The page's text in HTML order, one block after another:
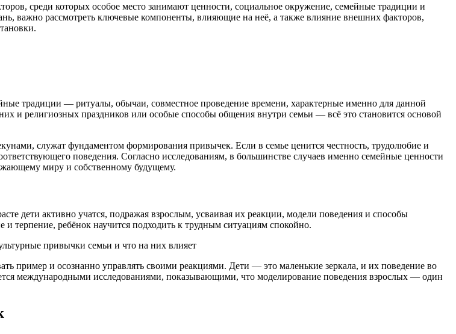
среди которых особое место занимают ценности, социальное окружение, семейные традиции и
важно рассмотреть ключевые компоненты, влияющие на неё, а также влияние внешних факторов,
традиции — ритуалы, обычаи, совместное проведение времени, характерные именно для данной
и религиозных праздников или особые способы общения внутри семьи — всё это становится основой
служат фундаментом формирования привычек. Если в семье ценится честность, трудолюбие и
поведения. Согласно исследованиям, в большинстве случаев именно семейные ценности
миру и собственному будущему.
дети активно учатся, подражая взрослым, усваивая их реакции, модели поведения и способы
терпение, ребёнок научится подходить к трудным ситуациям спокойно.
пример и осознанно управлять своими реакциями. Дети — это маленькие зеркала, и их поведение во
международными исследованиями, показывающими, что моделирование поведения взрослых — один